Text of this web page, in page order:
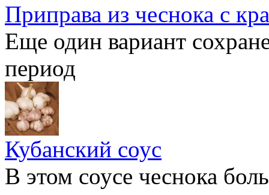
Приправа из чеснока с
Еще один вариант
период
Кубанский соус
В этом соусе чеснока